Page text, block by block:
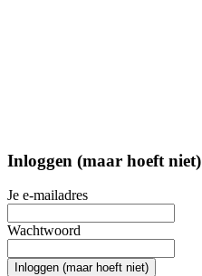
Inloggen (maar hoeft niet)
Je e-mailadres
Wachtwoord
Inloggen (maar hoeft niet)